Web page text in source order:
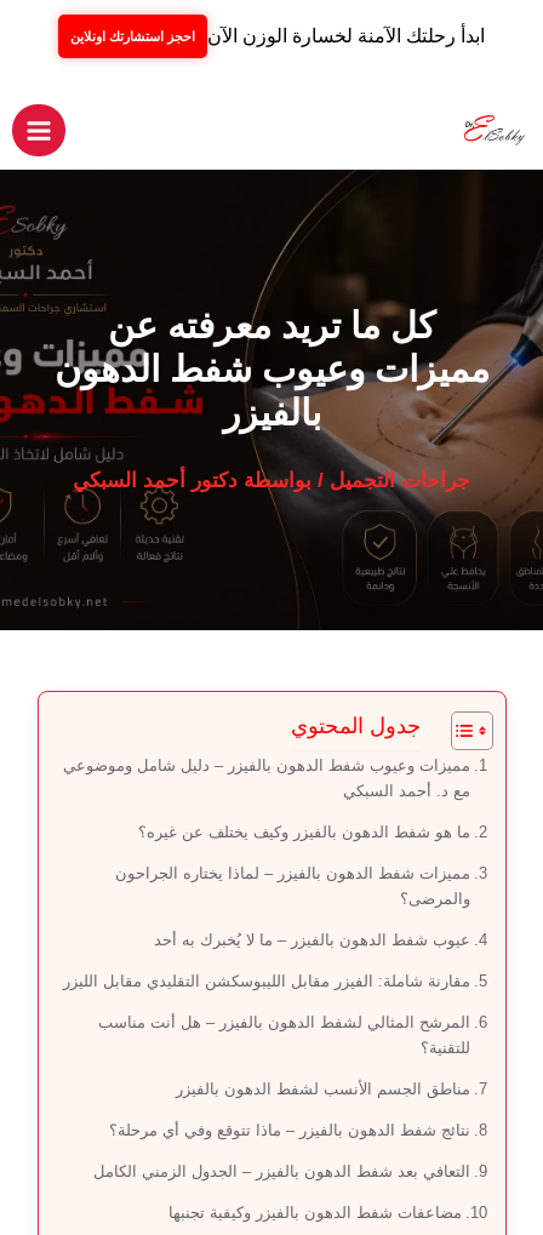
ابدأ رحلتك الآمنة لخسارة الوزن الآن احجز استشارتك اونلاين
المحتوى
كل ما تريد معرفته عن
مميزات وعيوب شفط الدهون
بالفيزر
جراحات التجميل / بواسطة دكتور أحمد السبكي
جدول المحتوي
مميزات وعيوب شفط الدهون بالفيزر – دليل شامل وموضوعي
مع د. أحمد السبكي
ما هو شفط الدهون بالفيزر وكيف يختلف عن غيره؟
مميزات شفط الدهون بالفيزر – لماذا يختاره الجراحون
والمرضى؟
عيوب شفط الدهون بالفيزر – ما لا يُخبرك به أحد
مقارنة شاملة: الفيزر مقابل الليبوسكشن التقليدي مقابل الليزر
المرشح المثالي لشفط الدهون بالفيزر – هل أنت مناسب
للتقنية؟
مناطق الجسم الأنسب لشفط الدهون بالفيزر
نتائج شفط الدهون بالفيزر – ماذا تتوقع وفي أي مرحلة؟
التعافي بعد شفط الدهون بالفيزر – الجدول الزمني الكامل
مضاعفات شفط الدهون بالفيزر وكيفية تجنبها